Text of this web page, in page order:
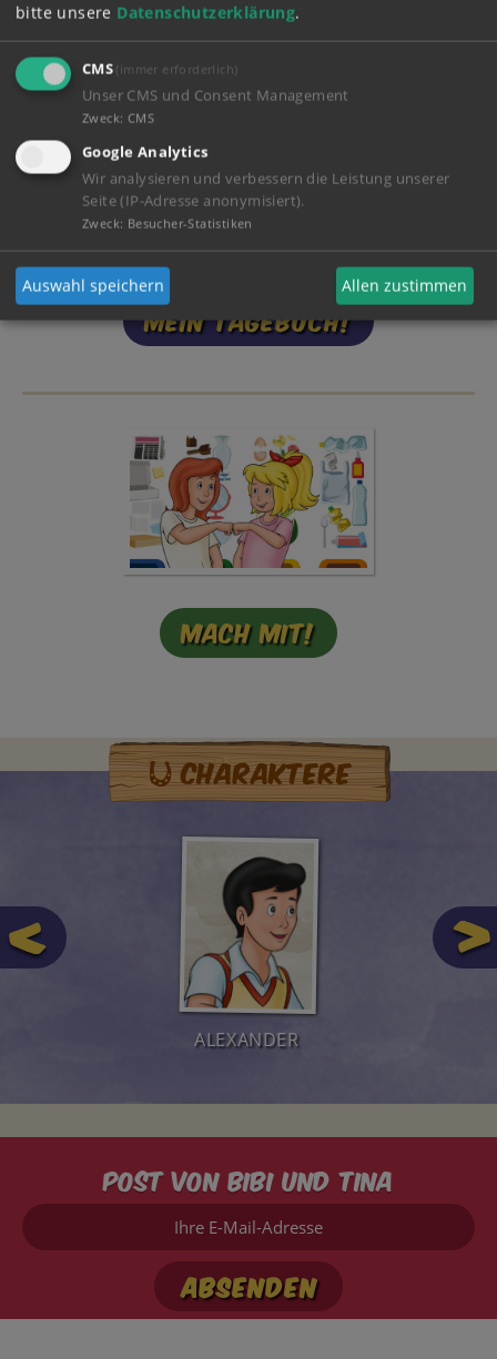
Mein Tagebuch!
Mach mit!
Charaktere
ALEXANDER
Post von Bibi und Tina
Ihre
Mail-
bitte unsere Datenschutzerklärung.
CMS (immer erforderlich)
Unser CMS und Consent Management
Zweck: CMS
Google Analytics
Wir analysieren und verbessern die Leistung unserer
Seite (IP-Adresse anonymisiert).
Zweck: Besucher-Statistiken
Auswahl speichern Allen zustimmen